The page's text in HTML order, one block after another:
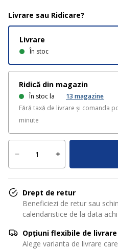
Livrare sau Ridicare?
Livrare
În stoc
Ridică din magazin
În stoc la 13 magazine
Fără taxă de livrare și comanda
minute
Drept de retur
Beneficiezi de retur sau
calendaristice de la data
Opțiuni flexibile de livrare
Alege varianta de livrare